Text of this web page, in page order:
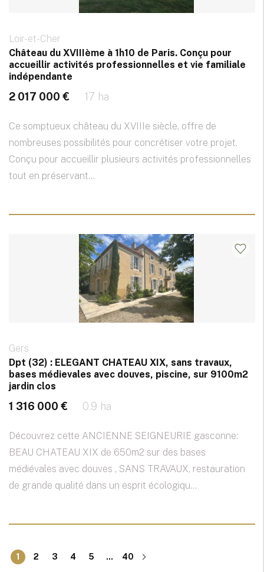
Loir-et-Cher
Château du XVIIIème à 1h10 de Paris. Conçu pour
accueillir activités professionnelles et vie familiale
indépendante
2 017 000 € 17 ha
Ce somptueux château du XVIIIe siècle, offre de
nombreuses possibilités pour concrétiser votre projet.
Conçu pour accueillir plusieurs activités professionnelles
tout en préservant...
Gers
Dpt (32) : ELEGANT CHATEAU XIX, sans travaux,
bases médievales avec douves, piscine, sur 9100m2
jardin clos
1 316 000 € 0.9 ha
Découvrez cette ANCIENNE SEIGNEURIE gasconne:
BEAU CHATEAU XIX de 650m2 sur des bases
médiévales avec douves , SANS TRAVAUX, restauration
de grande qualité dans un esprit écologiqu...
1 2 3 4 5 ... 40